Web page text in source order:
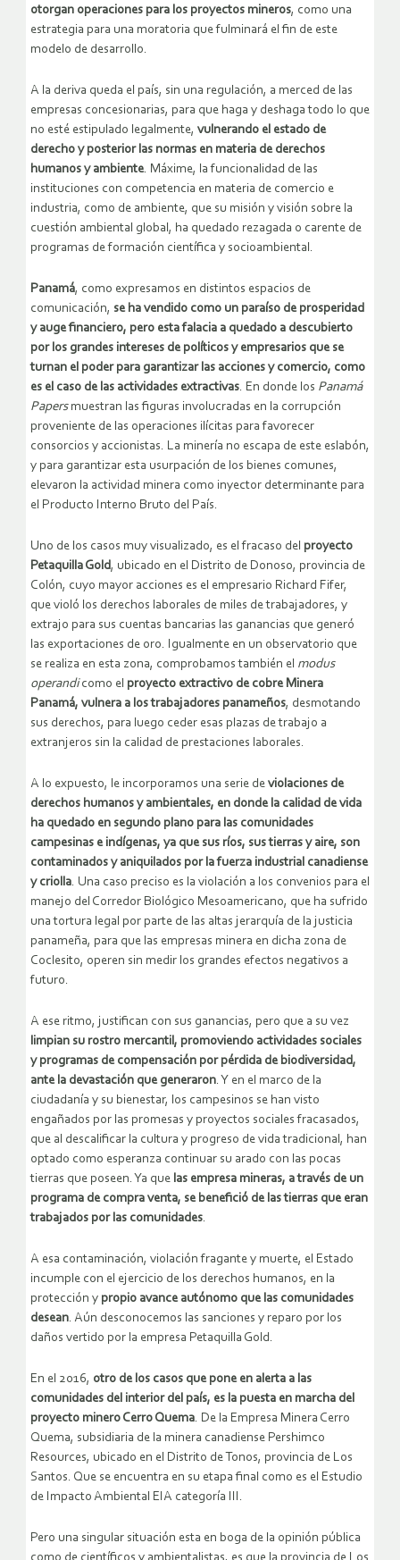
otorgan operaciones para los proyectos mineros, como una
estrategia para una moratoria que fulminará el fin de este
modelo de desarrollo.
A la deriva queda el país, sin una regulación, a merced de las
empresas concesionarias, para que haga y deshaga todo lo que
no esté estipulado legalmente, vulnerando el estado de
derecho y posterior las normas en materia de derechos
humanos y ambiente. Máxime, la funcionalidad de las
instituciones con competencia en materia de comercio e
industria, como de ambiente, que su misión y visión sobre la
cuestión ambiental global, ha quedado rezagada o carente de
programas de formación científica y socioambiental.
Panamá, como expresamos en distintos espacios de
comunicación, se ha vendido como un paraíso de prosperidad
y auge financiero, pero esta falacia a quedado a descubierto
por los grandes intereses de políticos y empresarios que se
turnan el poder para garantizar las acciones y comercio, como
es el caso de las actividades extractivas. En donde los Panamá
Papersmuestran las figuras involucradas en la corrupción
proveniente de las operaciones ilícitas para favorecer
consorcios y accionistas. La minería no escapa de este eslabón,
y para garantizar esta usurpación de los bienes comunes,
elevaron la actividad minera como inyector determinante para
el Producto Interno Bruto del País.
Uno de los casos muy visualizado, es el fracaso del proyecto
Petaquilla Gold, ubicado en el Distrito de Donoso, provincia de
Colón, cuyo mayor acciones es el empresario Richard Fifer,
que violó los derechos laborales de miles de trabajadores, y
extrajo para sus cuentas bancarias las ganancias que generó
las exportaciones de oro. Igualmente en un observatorio que
se realiza en esta zona, comprobamos también el modus
operandicomo el proyecto extractivo de cobre Minera
Panamá, vulnera a los trabajadores panameños, desmotando
sus derechos, para luego ceder esas plazas de trabajo a
extranjeros sin la calidad de prestaciones laborales.
A lo expuesto, le incorporamos una serie de violaciones de
derechos humanos y ambientales, en donde la calidad de vida
ha quedado en segundo plano para las comunidades
campesinas e indígenas, ya que sus ríos, sus tierras y aire, son
contaminados y aniquilados por la fuerza industrial canadiense
y criolla. Una caso preciso es la violación a los convenios para el
manejo del Corredor Biológico Mesoamericano, que ha sufrido
una tortura legal por parte de las altas jerarquía de la justicia
panameña, para que las empresas minera en dicha zona de
Coclesito, operen sin medir los grandes efectos negativos a
futuro.
A ese ritmo, justifican con sus ganancias, pero que a su vez
limpian su rostro mercantil, promoviendo actividades sociales
y programas de compensación por pérdida de biodiversidad,
ante la devastación que generaron. Y en el marco de la
ciudadanía y su bienestar, los campesinos se han visto
engañados por las promesas y proyectos sociales fracasados,
que al descalificar la cultura y progreso de vida tradicional, han
optado como esperanza continuar su arado con las pocas
tierras que poseen. Ya que las empresa mineras, a través de un
programa de compra venta, se benefició de las tierras que eran
trabajados por las comunidades.
A esa contaminación, violación fragante y muerte, el Estado
incumple con el ejercicio de los derechos humanos, en la
protección y propio avance autónomo que las comunidades
desean. Aún desconocemos las sanciones y reparo por los
daños vertido por la empresa Petaquilla Gold.
En el 2016, otro de los casos que pone en alerta a las
comunidades del interior del país, es la puesta en marcha del
proyecto minero Cerro Quema. De la Empresa Minera Cerro
Quema, subsidiaria de la minera canadiense Pershimco
Resources, ubicado en el Distrito de Tonos, provincia de Los
Santos. Que se encuentra en su etapa final como es el Estudio
de Impacto Ambiental EIA categoría III.
Pero una singular situación esta en boga de la opinión pública